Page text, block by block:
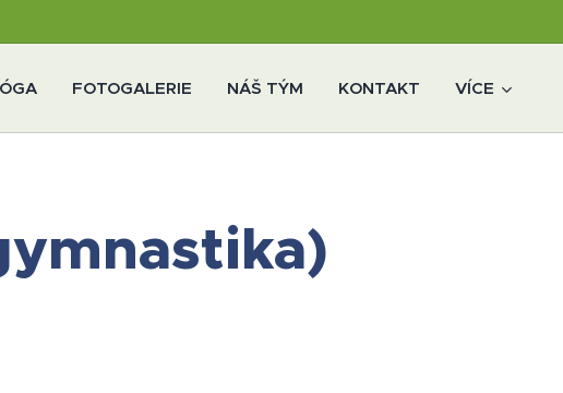
FOTOGALERIE NÁŠ TÝM KONTAKT VÍCE